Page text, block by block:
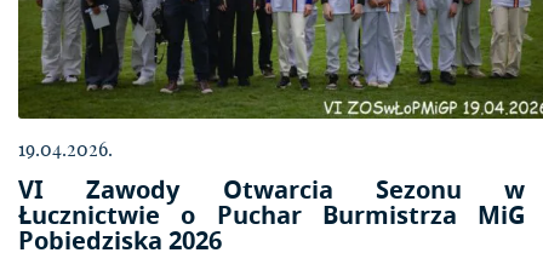
19.04.2026.
VI Zawody Otwarcia Sezonu w
Łucznictwie o Puchar Burmistrza MiG
Pobiedziska 2026